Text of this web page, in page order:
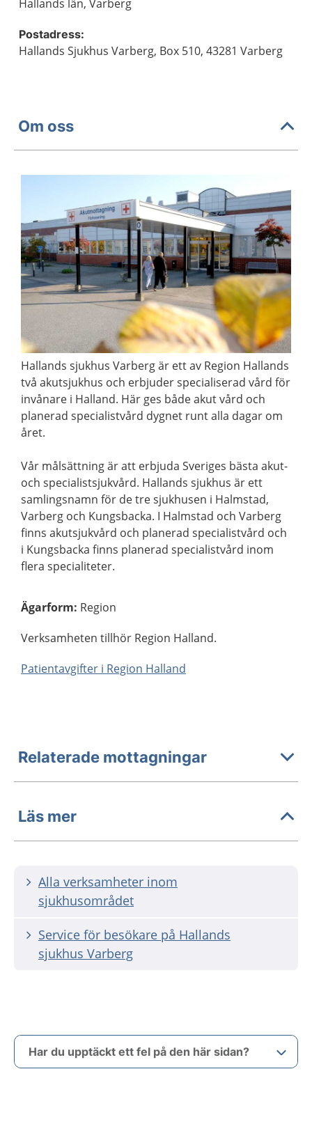
Hallands län, Varberg
Postadress:
Hallands Sjukhus Varberg, Box 510, 43281 Varberg
Om oss
Hallands sjukhus Varberg är ett av Region Hallands
två akutsjukhus och erbjuder specialiserad vård för
invånare i Halland. Här ges både akut vård och
planerad specialistvård dygnet runt alla dagar om
året.
Vår målsättning är att erbjuda Sveriges bästa akut-
och specialistsjukvård. Hallands sjukhus är ett
samlingsnamn för de tre sjukhusen i Halmstad,
Varberg och Kungsbacka. I Halmstad och Varberg
finns akutsjukvård och planerad specialistvård och
i Kungsbacka finns planerad specialistvård inom
flera specialiteter.
Ägarform: Region
Verksamheten tillhör Region Halland.
Patientavgifter i Region Halland
Relaterade mottagningar
Läs mer
Alla verksamheter inom
sjukhusområdet
Service för besökare på Hallands
sjukhus Varberg
Har du upptäckt ett fel på den här sidan?